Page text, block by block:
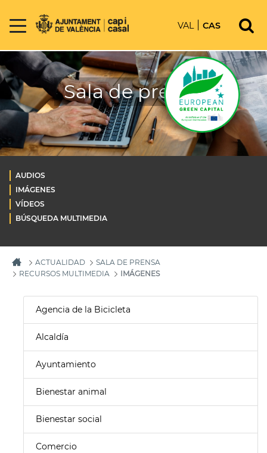
VAL CAS
Sala de prensa
AUDIOS
IMÁGENES
VÍDEOS
BÚSQUEDA MULTIMEDIA
ACTUALIDAD
SALA DE PRENSA
RECURSOS MULTIMEDIA
IMÁGENES
Agencia de la Bicicleta
Alcaldía
Ayuntamiento
Bienestar animal
Bienestar social
Comercio